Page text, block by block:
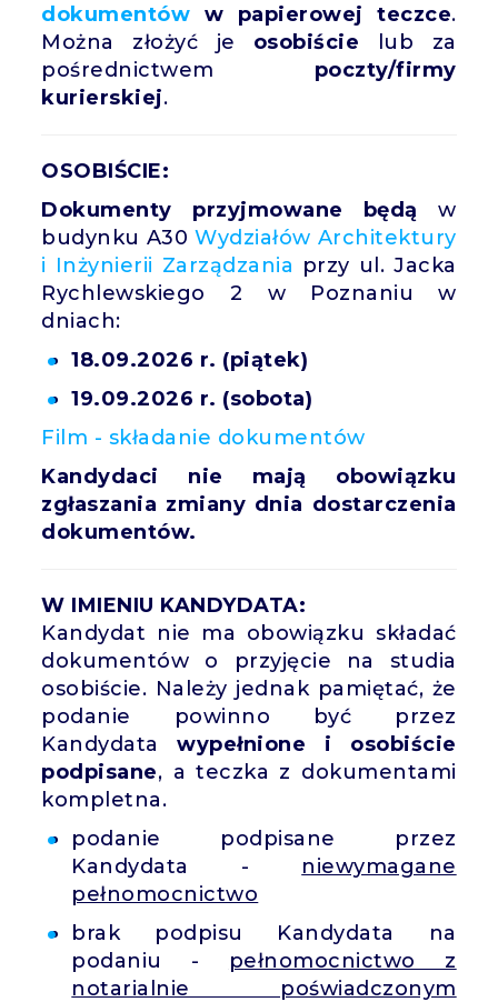
dokumentów w papierowej teczce.
Można złożyć je osobiście lub za
pośrednictwem poczty/firmy
kurierskiej.
OSOBIŚCIE:
Dokumenty przyjmowane będąw
budynku A30Wydziałów Architektury
i Inżynierii Zarządzania przy ul. Jacka
Rychlewskiego 2 w Poznaniu w
dniach:
18.09.2026 r. (piątek)
19.09.2026 r. (sobota)
Film - składanie dokumentów
Kandydaci nie mają obowiązku
zgłaszania zmiany dnia dostarczenia
dokumentów.
W IMIENIU KANDYDATA:
Kandydat nie ma obowiązku składać
dokumentów o przyjęcie na studia
osobiście. Należy jednak pamiętać, że
podanie powinno być przez
Kandydatawypełnione i osobiście
podpisane, a teczka z dokumentami
kompletna.
podanie podpisane przez
Kandydata - niewymagane
pełnomocnictwo
brak podpisu Kandydata na
podaniu - pełnomocnictwo z
notarialnie poświadczonym